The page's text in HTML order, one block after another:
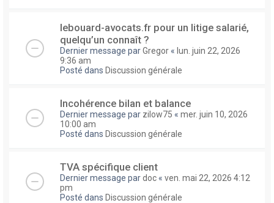
lebouard-avocats.fr pour un litige salarié,
quelqu’un connaît ?
Dernier message parGregor « lun. juin 22, 2026
9:36 am
Posté dans Discussion générale
Incohérence bilan et balance
Dernier message par zilow75 « mer. juin 10, 2026
10:00 am
Posté dans Discussion générale
TVA spécifique client
Dernier message pardoc « ven. mai 22, 2026 4:12
pm
Posté dans Discussion générale